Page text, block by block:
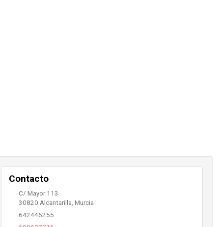
Contacto
C/ Mayor 113
30820 Alcantarilla, Murcia
642446255